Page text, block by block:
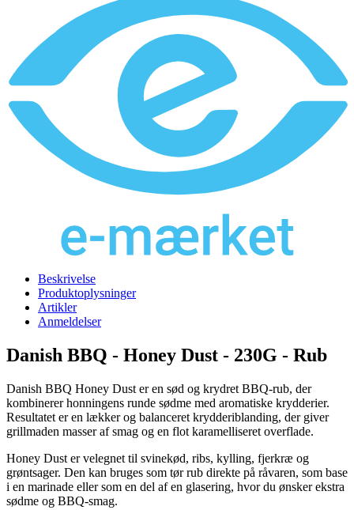
Beskrivelse
Produktoplysninger
Artikler
Anmeldelser
Danish BBQ - Honey Dust - 230G - Rub
Danish BBQ Honey Dust er en sød og krydret BBQ-rub, der
kombinerer honningens runde sødme med aromatiske krydderier.
Resultatet er en lækker og balanceret krydderiblanding, der giver
grillmaden masser af smag og en flot karamelliseret overflade.
Honey Dust er velegnet til svinekød, ribs, kylling, fjerkræ og
grøntsager. Den kan bruges som tør rub direkte på råvaren, som base
i en marinade eller som en del af en glasering, hvor du ønsker ekstra
sødme og BBQ-smag.